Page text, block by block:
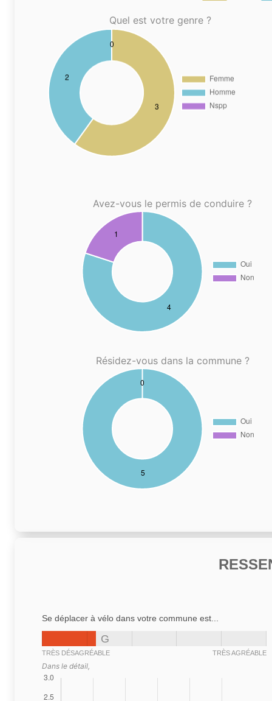
Quel est votre genre ?
Avez-vous le permis de conduire ?
Résidez-vous dans la commune ?
Se déplacer à vélo dans votre commune est...
G
TRÈS DÉSAGRÉABLE TRÈS AGRÉABLE
Dans le détail,